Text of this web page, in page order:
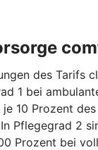
des Tarifs
1 bei
10 Prozent
Pflegegrad 2
Prozent bei